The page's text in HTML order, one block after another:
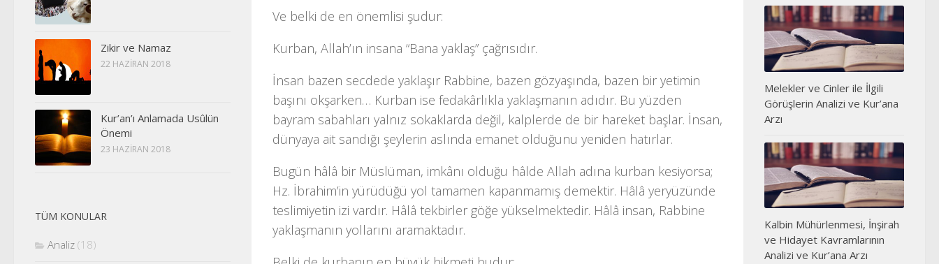
Ve belki de en önemlisi şudur:
Kurban, Allah’ın insana “Bana yaklaş” çağrısıdır.
İnsan bazen secdede yaklaşır Rabbine, bazen gözyaşında, bazen bir yetimin
başını okşarken… Kurban ise fedakârlıkla yaklaşmanın adıdır. Bu yüzden
bayram sabahları yalnız sokaklarda değil, kalplerde de bir hareket başlar. İnsan,
dünyaya ait sandığı şeylerin aslında emanet olduğunu yeniden hatırlar.
Bugün hâlâ bir Müslüman, imkânı olduğu hâlde Allah adına kurban kesiyorsa;
Hz. İbrahim’in yürüdüğü yol tamamen kapanmamış demektir. Hâlâ yeryüzünde
teslimiyetin izi vardır. Hâlâ tekbirler göğe yükselmektedir. Hâlâ insan, Rabbine
yaklaşmanın yollarını aramaktadır.
Zikir ve Namaz
22 HAZIRAN 2018
Kur’an’ı Anlamada Usûlün
Önemi
23 HAZIRAN 2018
TÜM KONULAR
Analiz (18)
Melekler ve Cinler ile İlgili
Görüşlerin Analizi ve Kur’ana
Arzı
Kalbin Mühürlenmesi, İnşirah
ve Hidayet Kavramlarının
Analizi ve Kur’ana Arzı